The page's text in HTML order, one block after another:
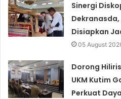
Sinergi
Dekranasda,
Disiapkan
05 August
Dorong
UKM Kutim
Perkuat